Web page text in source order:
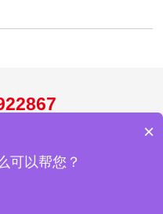
司 网站地图
×
可以帮您？